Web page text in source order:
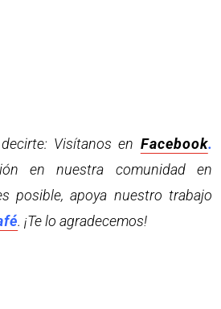
Visítanos en Facebook.
en nuestra comunidad en
posible, apoya nuestro trabajo
. ¡Te lo agradecemos!